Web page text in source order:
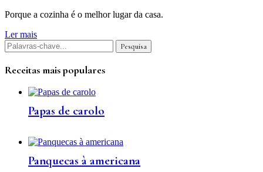
Porque a cozinha é o melhor lugar da casa.
Ler mais
Receitas mais populares
Papas de carolo
Panquecas à americana